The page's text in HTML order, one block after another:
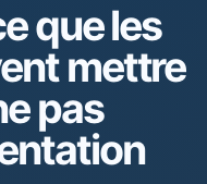
que les
mettre
pas